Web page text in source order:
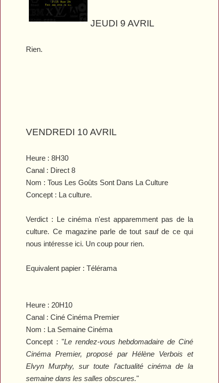
JEUDI 9 AVRIL
Rien.
VENDREDI 10 AVRIL
Heure :8H30
Canal : Direct 8
Nom : Tous Les Goûts Sont Dans La Culture
Concept : La culture.
Verdict : Le cinéma n'est apparemment pas de la
culture. Ce magazine parle de tout sauf de ce qui
nous intéresse ici. Un coup pour rien.
Equivalent papier : Télérama
Heure : 20H10
Canal :Ciné Cinéma Premier
Nom : La Semaine Cinéma
Concept : "Le rendez-vous hebdomadaire de Ciné
Cinéma Premier, proposé par Hélène Verbois et
Elvyn Murphy, sur toute l'actualité cinéma de la
semaine dans les salles obscures."